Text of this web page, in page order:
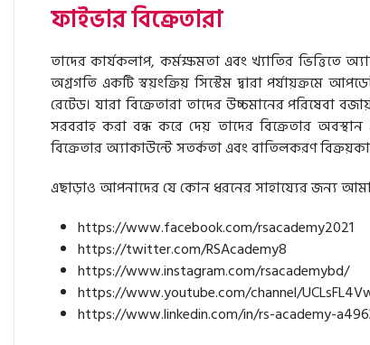
ফাইভার বিক্রেতারা
তাদের কার্যকলাপ, কর্মক্ষমতা এবং খ্যাতির ভিত্তিতে
অগ্রগতি একটি স্বয়ংক্রিয় সিস্টেম দ্বারা পর্যায়ক্রমে
রেটেড। যারা বিক্রেতারা তাদের উচ্চমানের পরিষেবা
সরবরাহ করা বন্ধ করে দেয় তাদের বিক্রেতার
বিক্রেতার অ্যাকাউন্টে সতর্কতা এবং বাতিলকরণ
এছাড়াও আপনাদের যে কোন ধরনের সাহায্যের জন্য
https://www.facebook.com/rsacademy2021
https://twitter.com/RSAcademy8
https://www.instagram.com/rsacademybd/
https://www.youtube.com/channel/
https://www.linkedin.com/in/rs-academy-